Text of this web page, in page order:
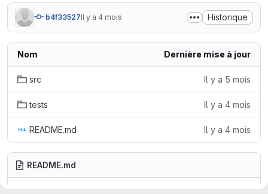
b4f33527Il y a 4 mois Historique
Nom Dernière mise à jour
src Il y a 5 mois
tests Il y a 4 mois
README.md Il y a 4 mois
README.md